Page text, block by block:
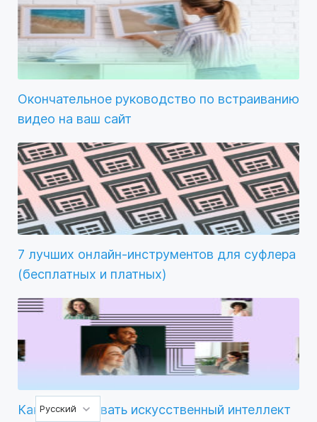
Окончательное руководство по встраиванию
видео на ваш сайт
7 лучших онлайн-инструментов для суфлера
(бесплатных и платных)
Как использовать искусственный интеллект
Русский